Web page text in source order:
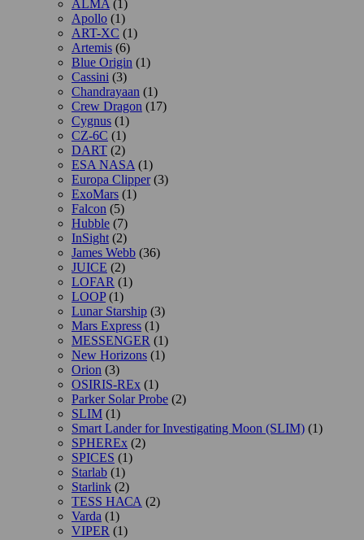
ALMA (1)
Apollo (1)
ART-XC (1)
Artemis (6)
Blue Origin (1)
Cassini (3)
Chandrayaan (1)
Crew Dragon (17)
Cygnus (1)
CZ-6C (1)
DART (2)
ESA NASA (1)
Europa Clipper(3)
ExoMars (1)
Falcon (5)
Hubble (7)
InSight (2)
James Webb (36)
JUICE (2)
LOFAR (1)
LOOP(1)
Lunar Starship (3)
Mars Express (1)
MESSENGER (1)
New Horizons (1)
Orion (3)
OSIRIS-REx (1)
Parker Solar Probe (2)
SLIM (1)
Smart Lander for Investigating Moon (SLIM) (1)
SPHEREx (2)
SPICES (1)
Starlab (1)
Starlink (2)
TESS НАСА (2)
Varda (1)
VIPER (1)